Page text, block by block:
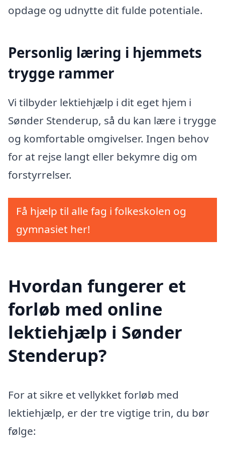
opdage og udnytte dit fulde potentiale.
Personlig læring i hjemmets
trygge rammer
Vi tilbyder lektiehjælp i dit eget hjem i
Sønder Stenderup, så du kan lære i trygge
og komfortable omgivelser. Ingen behov
for at rejse langt eller bekymre dig om
forstyrrelser.
Få hjælp til alle fag i folkeskolen og
gymnasiet her!
Hvordan fungerer et
forløb med online
lektiehjælp i Sønder
Stenderup?
For at sikre et vellykket forløb med
lektiehjælp, er der tre vigtige trin, du bør
følge: